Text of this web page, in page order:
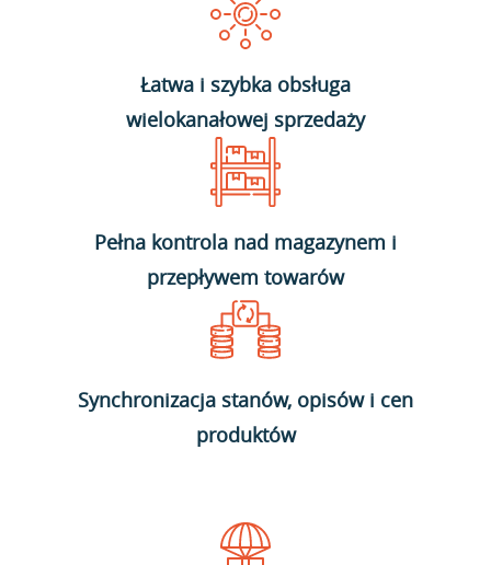
Łatwa i szybka obsługa
wielokanałowej sprzedaży
Pełna kontrola nad magazynem i
przepływem towarów
Synchronizacja stanów, opisów i cen
produktów